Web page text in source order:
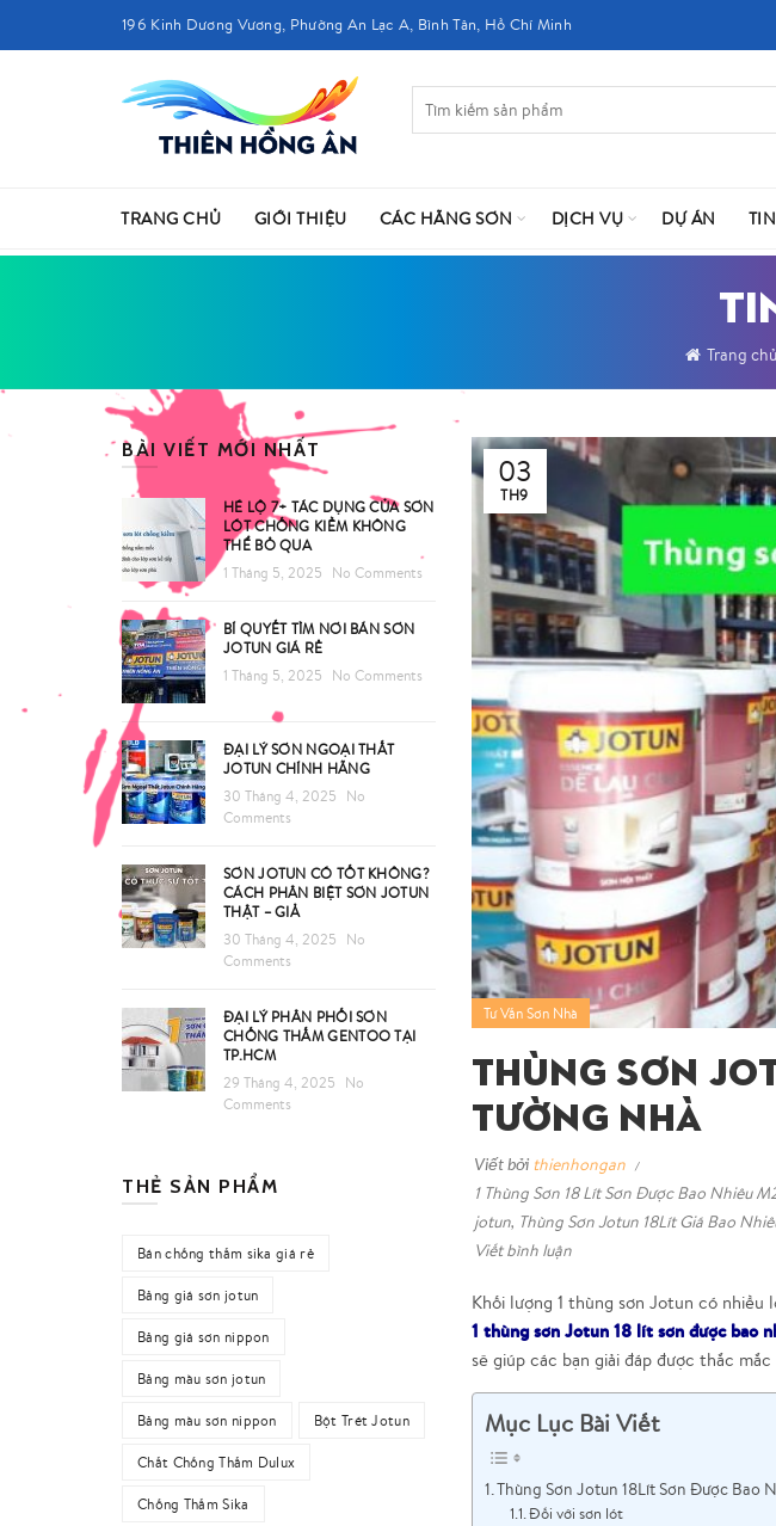
196 Kinh Dương Vương, Phường An Lạc A, Bình Tân, Hồ Chí Minh
TRANG CHỦ GIỚI THIỆU CÁC HÃNG SƠN DỊCH VỤ DỰ ÁN
Trang chủ
03
TH9
Tư Vấn Sơn Nhà
Thùng Sơn
Tường Nhà
Viết bởi thienhongan
1 Thùng Sơn 18 Lít Sơn Được Bao Nhiêu
jotun, Thùng Sơn Jotun 18Lít Giá Bao
Viết bình luận
Khối lượng 1 thùng sơn Jotun có
1 thùng sơn Jotun 18 lít sơn được bao
sẽ giúp các bạn giải đáp được thắc mắc
Mục Lục Bài Viết
Thùng Sơn Jotun 18Lít Sơn Được Bao
Đối với sơn lót
BÀI VIẾT MỚI NHẤT
HÉ LỘ 7+ TÁC DỤNG CỦA SƠN
LÓT CHỐNG KIỀM KHÔNG
THỂ BỎ QUA
1 Tháng 5, 2025
No Comments
BÍ QUYẾT TÌM NƠI BÁN SƠN
JOTUN GIÁ RẺ
1 Tháng 5, 2025
No Comments
ĐẠI LÝ SƠN NGOẠI THẤT
JOTUN CHÍNH HÃNG
30 Tháng 4, 2025
No
Comments
SƠN JOTUN CÓ TỐT KHÔNG?
CÁCH PHÂN BIỆT SƠN JOTUN
THẬT – GIẢ
30 Tháng 4, 2025
No
Comments
ĐẠI LÝ PHÂN PHỐI SƠN
CHỐNG THẤM GENTOO TẠI
TP.HCM
29 Tháng 4, 2025
No
Comments
THẺ SẢN PHẨM
Bán chống thấm sika giá rẻ
Bảng giá sơn jotun
Bảng giá sơn nippon
Bảng màu sơn jotun
Bảng màu sơn nippon Bột Trét Jotun
Chất Chống Thấm Dulux
Chống Thấm Sika